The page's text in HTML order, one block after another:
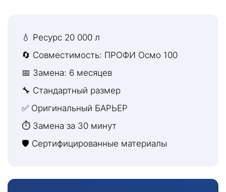
💧 Ресурс 20 000 л
🔄 Совместимость: ПРОФИ Осмо 100
📅 Замена: 6 месяцев
🔧 Стандартный размер
✅ Оригинальный БАРЬЕР
⏱ Замена за 30 минут
🛡 Сертифицированные материалы